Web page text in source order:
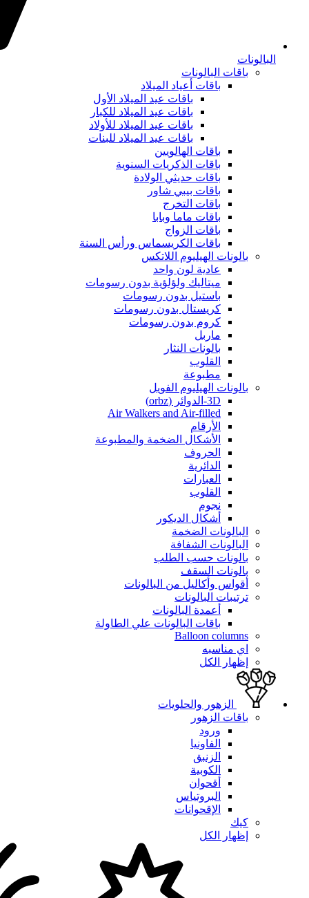
البالونات
باقات البالونات
باقات أعياد الميلاد
باقات عيد الميلاد الأول
باقات عيد الميلاد للكبار
باقات عيد الميلاد للأولاد
باقات عيد الميلاد للبنات
باقات الهالويين
باقات الذكريات السنوية
باقات حديثي الولادة
باقات بيبي شاور
باقات التخرج
باقات ماما وبابا
باقات الزواج
باقات الكريسماس ورأس السنة
بالونات الهيليوم اللاتكس
عادية لون واحد
ميتاليك ولؤلؤية بدون رسومات
باستيل بدون رسومات
كريستال بدون رسومات
كروم بدون رسومات
ماربل
بالونات النثار
القلوب
مطبوعة
بالونات الهيليوم الفويل
3D-الدوائر (orbz)
Air Walkers and Air-filled
الأرقام
الأشكال الضخمة والمطبوعة
الحروف
الدائرية
العبارات
القلوب
نجوم
أشكال الديكور
البالونات الضخمة
البالونات الشفافة
بالونات حسب الطلب
بالونات السقف
أقواس وأكاليل من البالونات
ترتيبات البالونات
أعمدة البالونات
باقات البالونات علي الطاولة
Balloon columns
اي مناسبه
إظهار الكل
الزهور والحلويات
باقات الزهور
ورود
الفاونيا
الزنبق
الكوبية
أقحوان
البروتياس
الإقحوانات
كيك
إظهار الكل